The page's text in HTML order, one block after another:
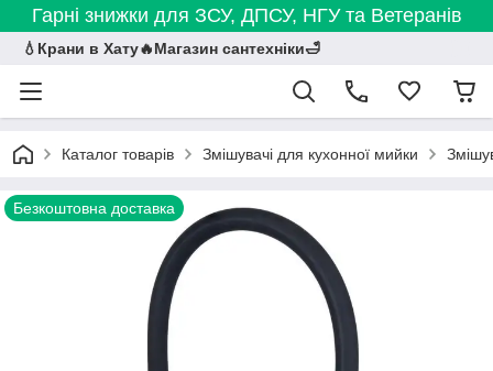
Гарні знижки для ЗСУ, ДПСУ, НГУ та Ветеранів
💧Крани в Хату🔥Магазин сантехніки🛁
Каталог товарів Змішувачі для кухонної мийки
Безкоштовна доставка